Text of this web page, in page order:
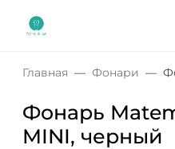
Главная Фонари
Фонарь
MINI, черный